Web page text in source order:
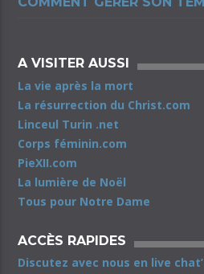
A VISITER AUSSI
La vie après la mort
La résurrection du Christ.com
Linceul Turin .net
Corps féminin.com
PieXII.com
La lumière de Noël
Tous pour Notre Dame
ACCÈS RAPIDES
Discutez avec nous en live chat’